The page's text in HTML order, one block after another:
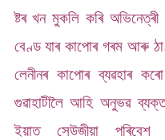
ষ্টৰ খন মুকলি কৰি
বেণ্ড যাৰ কাপোৰ গৰম আৰু
লেনীনৰ কাপোৰ ব্যৱহাৰ
গুৱাহাটীলৈ আহি অনুভৱ
ইয়াত সেউজীয়া